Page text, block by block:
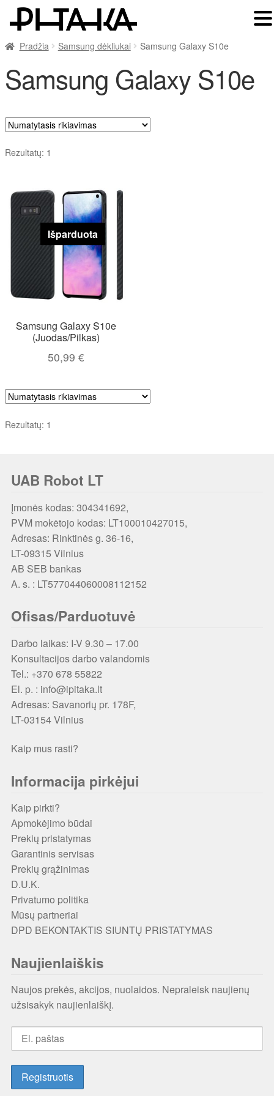
Pradžia Samsung dėkliukai Samsung Galaxy S10e
Samsung Galaxy S10e
Rezultatų: 1
Išparduota
Samsung Galaxy S10e
(Juodas/Pilkas)
50,99€
Rezultatų: 1
UAB Robot LT
Įmonės kodas: 304341692,
PVM mokėtojo kodas: LT100010427015,
Adresas: Rinktinės g. 36-16,
LT-09315 Vilnius
AB SEB bankas
A. s. : LT577044060008112152
Ofisas/Parduotuvė
Darbo laikas: I-V 9.30 – 17.00
Konsultacijos darbo valandomis
Tel.: +370 678 55822
El. p. : info@ipitaka.lt
Adresas: Savanorių pr. 178F,
LT-03154 Vilnius
Kaip mus rasti?
Informacija pirkėjui
Kaip pirkti?
Apmokėjimo būdai
Prekių pristatymas
Garantinis servisas
Prekių grąžinimas
D.U.K.
Privatumo politika
Mūsų partneriai
DPD BEKONTAKTIS SIUNTŲ PRISTATYMAS
Naujienlaiškis
Naujos prekės, akcijos, nuolaidos. Nepraleisk naujienų
užsisakyk naujienlaiškį.